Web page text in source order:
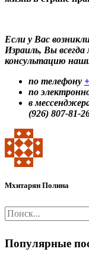
Если у Вас
Израиль, Вы
консультацию
по телефону
по
в
(926) 807-81-
Мхитарян Полина
Популярные